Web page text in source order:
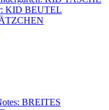
KID BEUTEL
BREITES